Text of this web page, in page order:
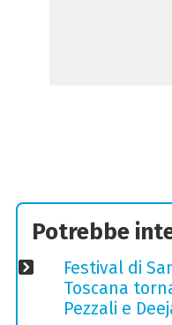
Potrebbe
Festival di
Toscana
Pezzali e